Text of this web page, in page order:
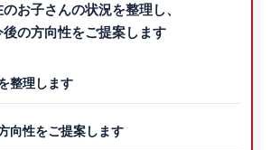
お子さんの状況を整理し、
後の方向性をご提案します
整理します
向性をご提案します